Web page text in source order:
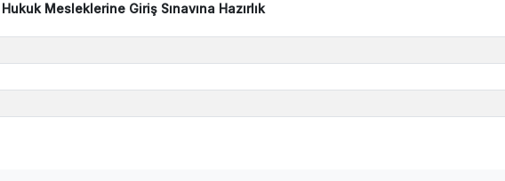
Mesleklerine Giriş Sınavına Hazırlık